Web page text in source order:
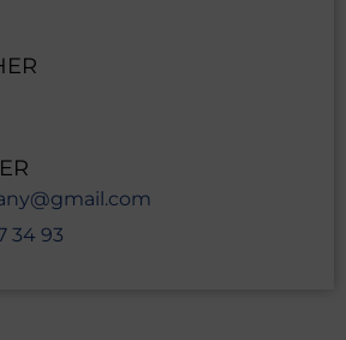
34 93